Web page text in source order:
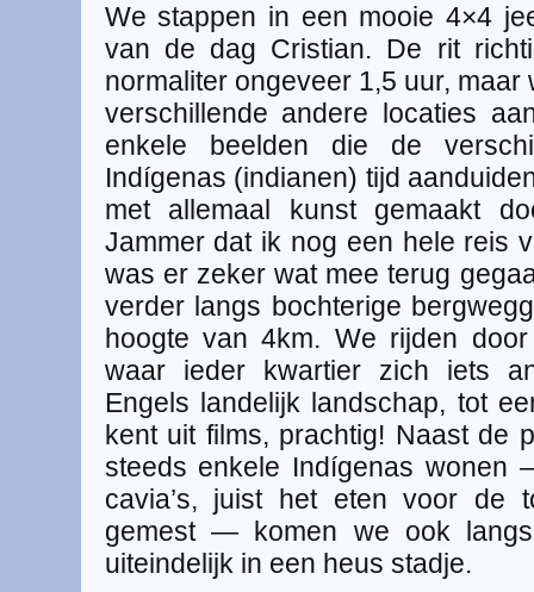
We stappen in een mooie 4×4
van de dag Cristian. De rit
normaliter ongeveer 1,5 uur,
verschillende andere locaties
enkele beelden die de
Indígenas (indianen) tijd
met allemaal kunst gemaakt
Jammer dat ik nog een hele reis
was er zeker wat mee terug
verder langs bochterige
hoogte van 4km. We rijden
waar ieder kwartier zich iets
Engels landelijk landschap, tot
kent uit films, prachtig! Naast de
steeds enkele Indígenas
cavia’s, juist het eten voor de
gemest — komen we ook
uiteindelijk in een heus stadje.